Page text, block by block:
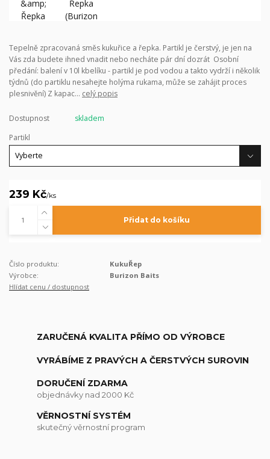
Tepelně zpracovaná směs kukuřice a řepka. Partikl je čerstvý, je jen na
Vás zda budete ihned vnadit nebo necháte pár dní dozrát Osobní
předání: balení v 10l kbelíku - partikl je pod vodou a takto vydrží i několik
týdnů (do partiklu nesahejte holýma rukama, může se zahájit proces
plesnivění) Z kapac... celý popis
Dostupnost
skladem
Partikl
239 Kč/ks
Přidat do košíku
Číslo produktu:
KukuŘep
Výrobce:
Burizon Baits
Hlídat cenu / dostupnost
ZARUČENÁ KVALITA PŘÍMO OD VÝROBCE
VYRÁBÍME Z PRAVÝCH A ČERSTVÝCH SUROVIN
DORUČENÍ ZDARMA
objednávky nad 2000 Kč
VĚRNOSTNÍ SYSTÉM
skutečný věrnostní program